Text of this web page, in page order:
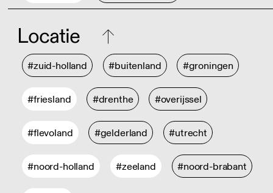
Locatie
#zuid-holland #buitenland #groningen
#friesland #drenthe #overijssel
#flevoland #gelderland #utrecht
#noord-holland #zeeland #noord-brabant